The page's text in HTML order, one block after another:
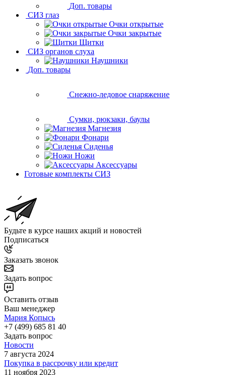
Доп. товары
СИЗ глаз
Очки открытые
Очки закрытые
Щитки
СИЗ органов слуха
Наушники
Доп. товары
Снежно-ледовое снаряжение
Сумки, рюкзаки, баулы
Магнезия
Фонари
Сиденья
Ножи
Аксессуары
Готовые комплекты СИЗ
Будьте в курсе наших акций и новостей
Подписаться
Заказать звонок
Задать вопрос
Оставить отзыв
Ваш менеджер
Мария Копысь
+7 (499) 685 81 40
Задать вопрос
Новости
7 августа 2024
Покупка в рассрочку или кредит
11 ноября 2023